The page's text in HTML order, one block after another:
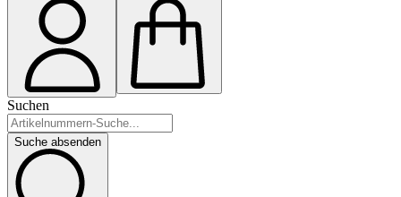
Suchen
Suche absenden